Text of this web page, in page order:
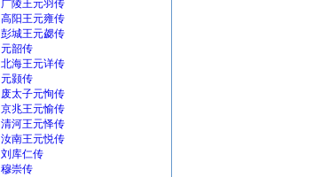
广陵王元羽传
高阳王元雍传
彭城王元勰传
元韶传
北海王元详传
元颢传
废太子元恂传
京兆王元愉传
清河王元怿传
汝南王元悦传
刘库仁传
穆崇传